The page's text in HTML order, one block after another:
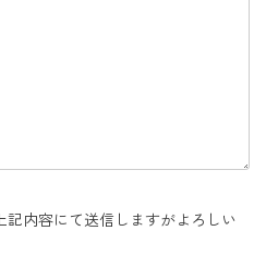
内容にて送信しますがよろしい